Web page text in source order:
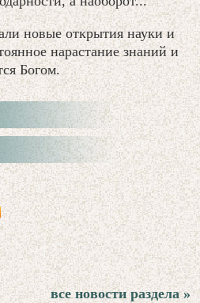
новые открытия науки и
нарастание знаний и
Богом.
все новости раздела »